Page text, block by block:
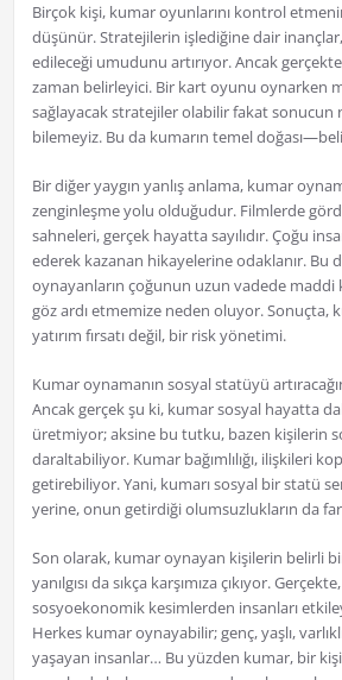
Birçok kişi, kumar oyunlarını kontrol
düşünür. Stratejilerin işlediğine dair
edileceği umudunu artırıyor. Ancak
zaman belirleyici. Bir kart oyunu oynarken
sağlayacak stratejiler olabilir fakat sonucun
bilemeyiz. Bu da kumarın temel
Bir diğer yaygın yanlış anlama, kumar
zenginleşme yolu olduğudur. Filmlerde
sahneleri, gerçek hayatta sayılıdır. Çoğu
ederek kazanan hikayelerine odaklanır. Bu
oynayanların çoğunun uzun vadede maddi
göz ardı etmemize neden oluyor. Sonuçta,
yatırım fırsatı değil, bir risk yönetimi.
Kumar oynamanın sosyal statüyü
Ancak gerçek şu ki, kumar sosyal hayatta
üretmiyor; aksine bu tutku, bazen kişilerin
daraltabiliyor. Kumar bağımlılığı, ilişkileri
getirebiliyor. Yani, kumarı sosyal bir statü
yerine, onun getirdiği olumsuzlukların da
Son olarak, kumar oynayan kişilerin belirli
yanılgısı da sıkça karşımıza çıkıyor.
sosyoekonomik kesimlerden insanları
Herkes kumar oynayabilir; genç, yaşlı,
yaşayan insanlar… Bu yüzden kumar, bir